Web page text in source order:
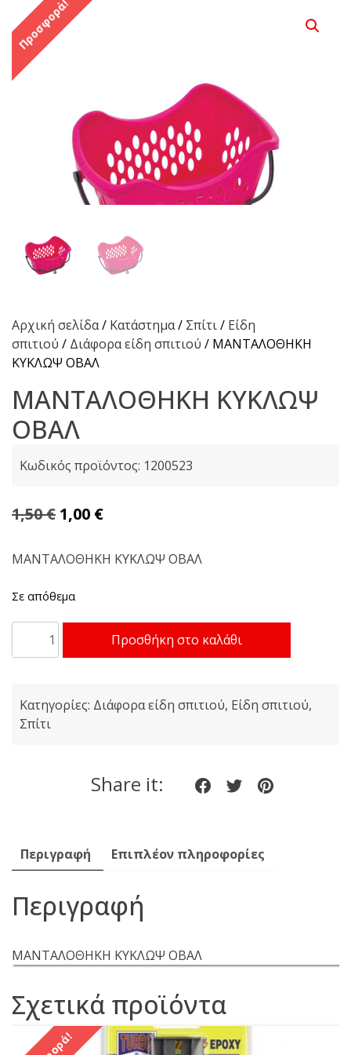
Προσφορά!
Αρχική σελίδα/ Κατάστημα/ Σπίτι/ Είδη
σπιτιού / Διάφορα είδη σπιτιού / ΜΑΝΤΑΛΟΘΗΚΗ
ΚΥΚΛΩΨ ΟΒΑΛ
ΜΑΝΤΑΛΟΘΗΚΗ ΚΥΚΛΩΨ
ΟΒΑΛ
Κωδικός προϊόντος: 1200523
1,50€ Original
was:
1,00 €Η
τιμή
ΜΑΝΤΑΛΟΘΗΚΗ ΚΥΚΛΩΨ ΟΒΑΛ
Σε απόθεμα
ΚΥΚΛΩΨ
Προσθήκη στο καλάθι
Κατηγορίες: Διάφορα είδη σπιτιού, Είδη σπιτιού,
Σπίτι
Share it:
ShareShare
Περιγραφή Επιπλέον πληροφορίες
Περιγραφή
ΜΑΝΤΑΛΟΘΗΚΗ ΚΥΚΛΩΨ ΟΒΑΛ
Σχετικά προϊόντα